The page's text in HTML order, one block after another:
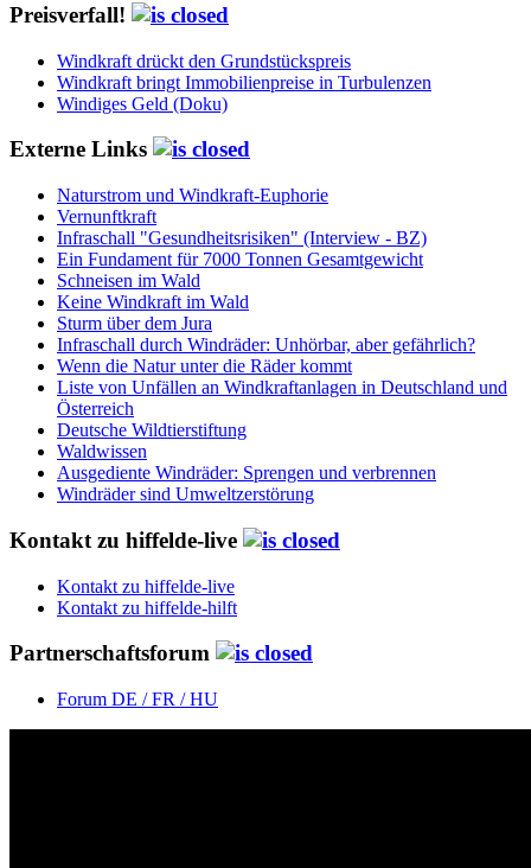
Preisverfall!
Windkraft drückt den Grundstückspreis
Windkraft bringt Immobilienpreise in Turbulenzen
Windiges Geld (Doku)
Externe Links
Naturstrom und Windkraft-Euphorie
Vernunftkraft
Infraschall "Gesundheitsrisiken" (Interview - BZ)
Ein Fundament für 7000 Tonnen Gesamtgewicht
Schneisen im Wald
Keine Windkraft im Wald
Sturm über dem Jura
Infraschall durch Windräder: Unhörbar, aber gefährlich?
Wenn die Natur unter die Räder kommt
Liste von Unfällen an Windkraftanlagen in Deutschland und
Österreich
Deutsche Wildtierstiftung
Waldwissen
Ausgediente Windräder: Sprengen und verbrennen
Windräder sind Umweltzerstörung
Kontakt zu hiffelde-live
Kontakt zu hiffelde-live
Kontakt zu hiffelde-hilft
Partnerschaftsforum
Forum DE / FR / HU